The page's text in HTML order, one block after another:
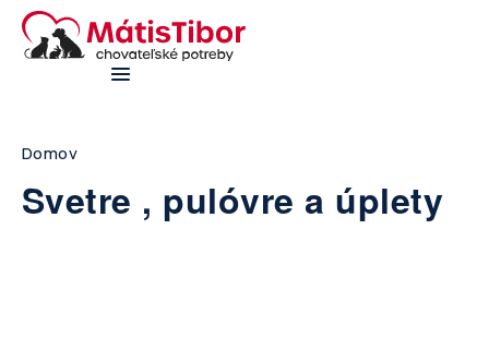
Skip
main
Breadcrumb
Domov
Svetre , pulóvre a úplety